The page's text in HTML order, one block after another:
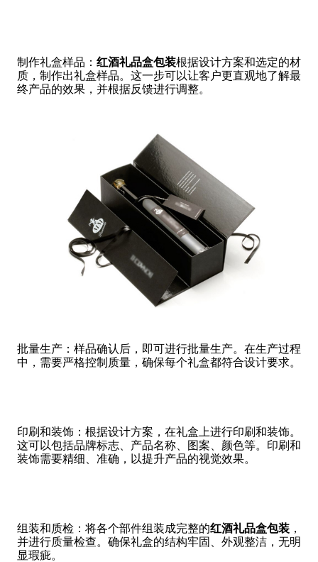
制作礼盒样品： 红酒礼品盒包装根据设计方案和选定的材
质，制作出礼盒样品。这一步可以让客户更直观地了解最
终产品的效果，并根据反馈进行调整。
批量生产：样品确认后，即可进行批量生产。在生产过程
中，需要严格控制质量，确保每个礼盒都符合设计要求。
印刷和装饰：根据设计方案，在礼盒上进行印刷和装饰。
这可以包括品牌标志、产品名称、图案、颜色等。印刷和
装饰需要精细、准确，以提升产品的视觉效果。
组装和质检：将各个部件组装成完整的红酒礼品盒包装，
并进行质量检查。确保礼盒的结构牢固、外观整洁，无明
显瑕疵。